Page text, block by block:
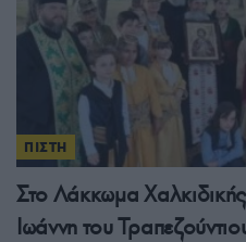
ΠΙΣΤΗ
Στο Λάκκωμα
Ιωάννη του